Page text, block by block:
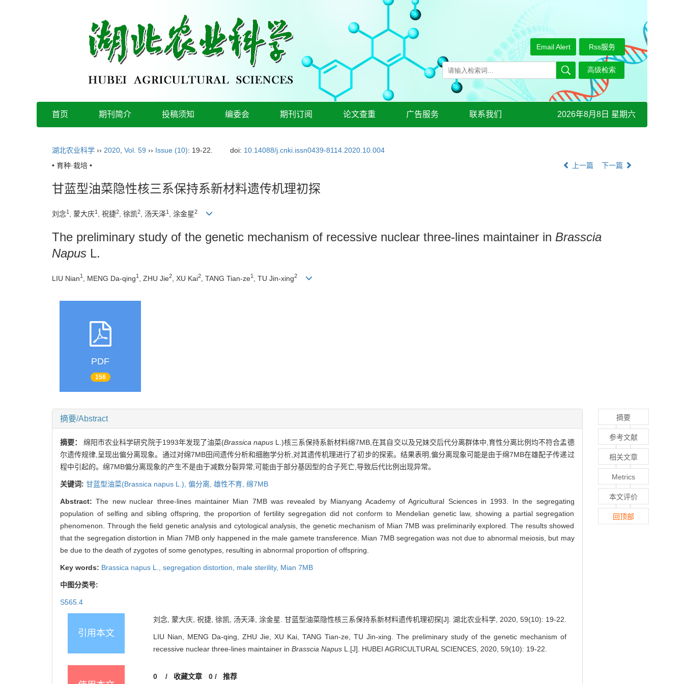
Rss服务
Email Alert
首页 期刊简介 投稿须知 编委会 期刊订阅 论文查重 广告服务 联系我们 2026年8月8日 星期六
湖北农业科学 ›› 2020 Vol. 59 ›› Issue (10): 19-22. doi: 10.14088/j.cnki.issn0439-8114.2020.10.004
• 育种·栽培 •
上一篇 下一篇
甘蓝型油菜隐性核三系保持系新材料遗传机理初探
刘念1 , 蒙大庆1 , 祝捷2 , 徐凯 2 , 汤天泽1 , 涂金星2
The preliminary study of the genetic mechanism of recessive nuclear three-lines maintainer in Brasscia
Napus L.
LIU Nian1 , MENG Da-qing1 , ZHU Jie2 , XU Kai2 , TANG Tian-ze1 , TU Jin-xing2
PDF
156
摘要/Abstract
摘要：绵阳市农业科学研究院于1993年发现了油菜(Brassica napusL.)核三系保持系新材料绵7MB,在其自交以及兄妹交后代分离群体中,育性分离比例均不符合孟德
尔遗传规律,呈现出偏分离现象。通过对绵7MB田间遗传分析和细胞学分析,对其遗传机理进行了初步的探索。结果表明,偏分离现象可能是由于绵7MB在雄配子传递过
程中引起的。绵7MB偏分离现象的产生不是由于减数分裂异常,可能由于部分基因型的合子死亡,导致后代比例出现异常。
关键词: 甘蓝型油菜(Brassica napus L.), 偏分离, 雄性不育, 绵7MB
Abstract:The new nuclear three-lines maintainer Mian 7MB was revealed by Mianyang Academy of Agricultural Sciences in 1993. In the segregating
population of selfing and sibling offspring, the proportion of fertility segregation did not conform to Mendelian genetic law, showing a partial segregation
phenomenon. Through the field genetic analysis and cytological analysis, the genetic mechanism of Mian 7MB was preliminarily explored. The results showed
that the segregation distortion in Mian 7MB only happened in the male gamete transference. Mian 7MB segregation was not due to abnormal meiosis, but may
be due to the death of zygotes of some genotypes, resulting in abnormal proportion of offspring.
Key words: Brassica napus L., segregation distortion, male sterility, Mian 7MB
中图分类号:
S565.4
引用本文
刘念, 蒙大庆, 祝捷, 徐凯, 汤天泽, 涂金星. 甘蓝型油菜隐性核三系保持系新材料遗传机理初探[J]. 湖北农业科学, 2020, 59(10): 19-22.
LIU Nian, MENG Da-qing, ZHU Jie, XU Kai, TANG Tian-ze, TU Jin-xing. The preliminary study of the genetic mechanism of
recessive nuclear three-lines maintainer inBrasscia Napus L.[J]. HUBEI AGRICULTURAL SCIENCES, 2020, 59(10): 19-22.
0 / 收藏文章 0/ 推荐
摘要
参考文献
相关文章
Metrics
本文评价
回顶部